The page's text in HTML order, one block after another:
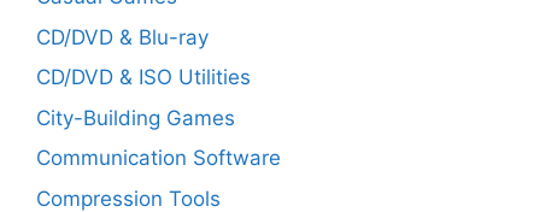
CD/DVD & Blu-ray
CD/DVD & ISO Utilities
City-Building Games
Communication Software
Compression Tools